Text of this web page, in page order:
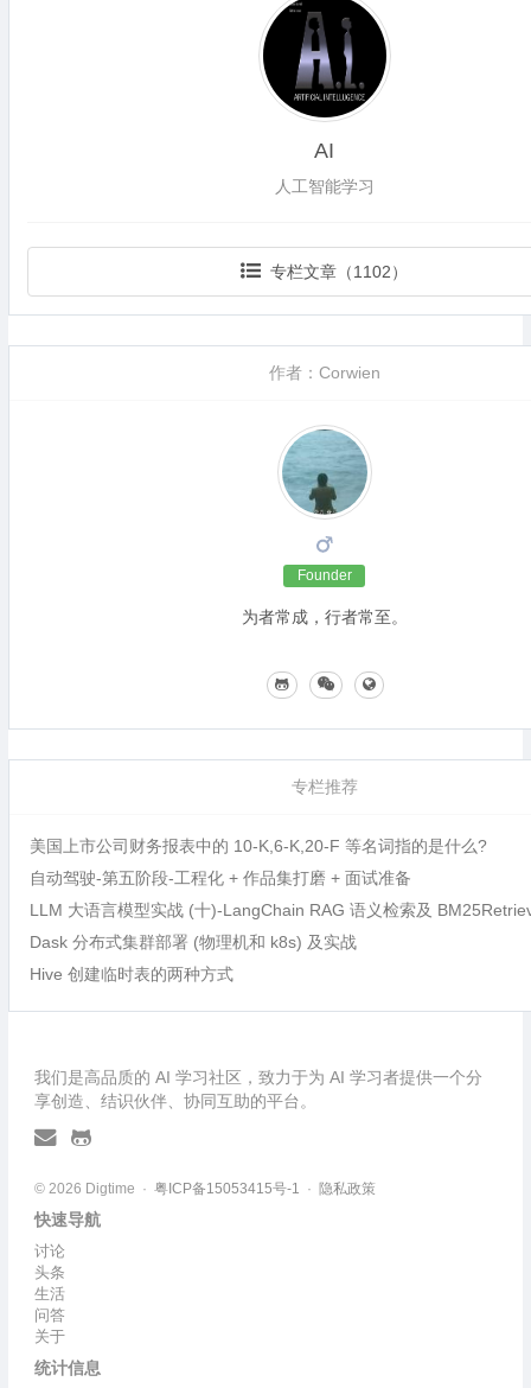
AI
人工智能学习
专栏文章（1102）
作者：Corwien
Founder
为者常成，行者常至。
专栏推荐
美国上市公司财务报表中的 10-K,6-K,20-F 等名词指的是什么?
自动驾驶-第五阶段-工程化 + 作品集打磨 + 面试准备
LLM 大语言模型实战 (十)-LangChain RAG 语义检索及
Dask 分布式集群部署 (物理机和 k8s) 及实战
Hive 创建临时表的两种方式
我们是高品质的 AI 学习社区，致力于为 AI 学习者提供一个分
享创造、结识伙伴、协同互助的平台。
© 2026 Digtime · 粤ICP备15053415号-1 · 隐私政策
快速导航
讨论
头条
生活
问答
关于
统计信息